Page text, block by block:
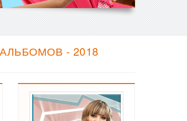
- 2018